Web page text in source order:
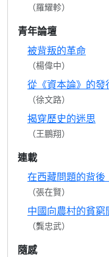
（羅耀軫）
青年論壇
被背叛的革命
（楊偉中）
從《資本論》的
（徐文路）
揭穿歷史的迷思
（王鵬翔）
連載
在西藏問題的背後
（張在賢）
中國向農村的貧窮
（龔忠武）
隨感